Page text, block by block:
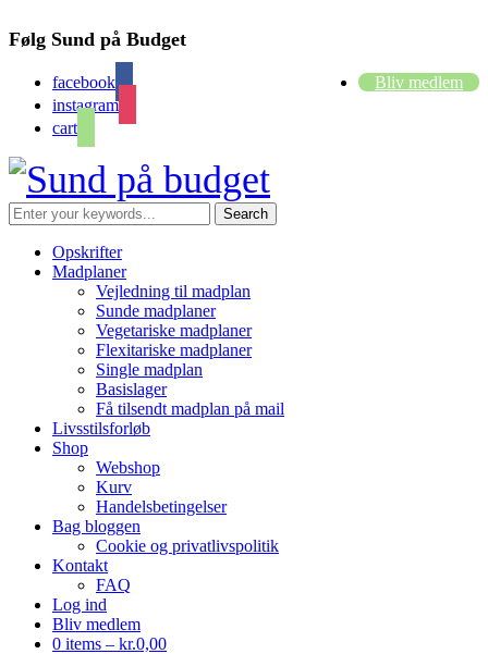
Følg Sund på Budget
facebook
instagram
cart
Bliv medlem
Opskrifter
Madplaner
Vejledning til madplan
Sunde madplaner
Vegetariske madplaner
Flexitariske madplaner
Single madplan
Basislager
Få tilsendt madplan på mail
Livsstilsforløb
Shop
Webshop
Kurv
Handelsbetingelser
Bag bloggen
Cookie og privatlivspolitik
Kontakt
FAQ
Log ind
Bliv medlem
0 items – kr.0,00